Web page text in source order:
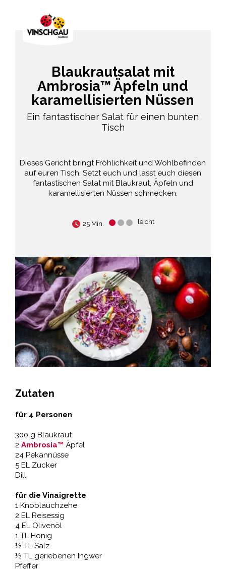
Blaukrautsalat mit
Ambrosia™ Äpfeln und
karamellisierten Nüssen
Ein fantastischer Salat für einen bunten
Tisch
Dieses Gericht bringt Fröhlichkeit und Wohlbefinden
auf euren Tisch. Setzt euch und lasst euch diesen
fantastischen Salat mit Blaukraut, Äpfeln und
karamellisierten Nüssen schmecken.
25 Min. leicht
Zutaten
für 4 Personen
300 g Blaukraut
2 Ambrosia™Äpfel
24 Pekannüsse
5 EL Zucker
Dill
für die Vinaigrette
1 Knoblauchzehe
2 EL Reisessig
4 EL Olivenöl
1 TL Honig
½ TL Salz
½ TL geriebenen Ingwer
Pfeffer